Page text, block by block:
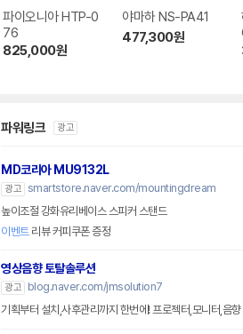
파이오니아 HTP-0
76
825,000원
야마하 NS-PA41
477,300원
파워링크 광고
MD코리아 MU9132L
광고 smartstore.naver.com/mountingdream
높이조절 강화유리베이스 스피커 스탠드
이벤트리뷰 커피쿠폰 증정
영상음향 토탈솔루션
광고
blog.naver.com/jmsolution7
기획부터 설치,사후관리까지 한번에! 프로젝터,모니터,음